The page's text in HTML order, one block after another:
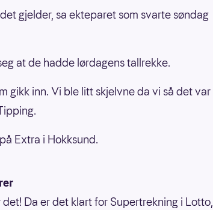
gjelder, sa ekteparet som svarte søndag
at de hadde lørdagens tallrekke.
gikk inn. Vi ble litt skjelvne da vi så det var
Extra i Hokksund.
Da er det klart for Supertrekning i Lotto,